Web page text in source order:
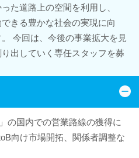
た道路上の空間を利用し、
きる豊かな社会の実現に向
今回は、今後の事業拡大を見
出していく専任スタッフを募
の国内での営業路線の獲得に
向け市場開拓、関係者調整な